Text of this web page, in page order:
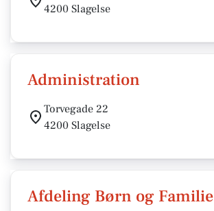
4200 Slagelse
Administration
Torvegade 22
4200 Slagelse
Afdeling Børn og Familie